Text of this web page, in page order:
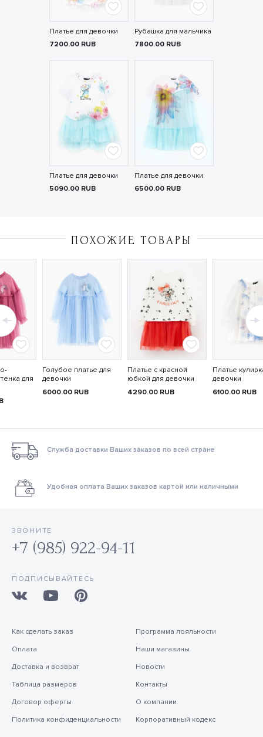
Платье для девочки
7200.00 RUB
Рубашка для мальчика
7800.00 RUB
Платье для девочки
5090.00 RUB
Платье для девочки
6500.00 RUB
ПОХОЖИЕ ТОВАРЫ
для
Голубое платье для
девочки
6000.00 RUB
Платье с красной
юбкой для девочки
4290.00 RUB
Платье
девочки
6100.00 RUB
Служба доставки Ваших заказов по всей стране
Удобная оплата Ваших заказов картой или наличными
ЗВОНИТЕ
+7 (985) 922-94-11
ПОДПИСЫВАЙТЕСЬ
Как сделать заказ
Оплата
Доставка и возврат
Таблица размеров
Договор оферты
Политика конфиденциальности
Программа лояльности
Наши магазины
Новости
Контакты
О компании
Корпоративный кодекс